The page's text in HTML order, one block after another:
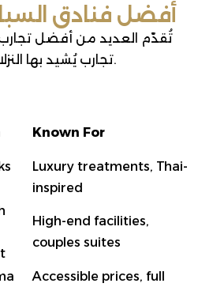
أفضل فنادق
تُقدّم العديد من أفضل تجارب
تجارب يُشيد بها النزلاء ومُقيّمو السفر باستمرار.
Known For
Luxury treatments, Thai-
inspired
High-end facilities,
couples suites
Accessible prices, full